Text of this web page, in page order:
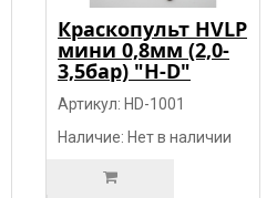
Краскопульт HVLP
мини 0,8мм (2,0-
3,5бар) "H-D"
Артикул: HD-1001
Наличие: Нет в наличии